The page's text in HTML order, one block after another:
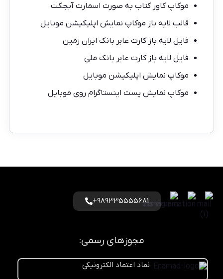
موکاپ کاور کتاب به صورت اسمارت آبجکت
قالب لایه باز موکاپ نمایش اپلیکیشن موبایل
فایل لایه باز کارت عابر بانک ایران زمین
فایل لایه باز کارت عابر بانک ملی
موکاپ نمایش اپلیکیشن موبایل
موکاپ نمایش پست اینستاگرام روی موبایل
989335555681+
مجوزهای رسمی:
نماد اعتماد الکترونیکی